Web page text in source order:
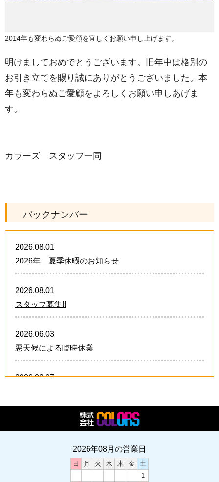
2014年も変わらぬご愛顧を宜しくお願い申し上げます。
明けましておめでとうございます。旧年中は格別の
お引き立てを賜り誠にありがとうございました。本
年も変わらぬご愛顧をよろしくお願い申しあげま
す。
カラーズ スタッフ一同
バックナンバー
2026.08.01
2026年 夏季休暇のお知らせ
2026.08.01
スタッフ募集!!
2026.06.03
悪天候による臨時休業
2026.02.07
2026年08月の営業日
日 月 火 水 木 金
土
1